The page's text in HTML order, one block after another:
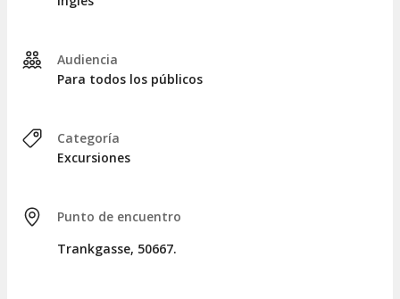
Audiencia
Para todos los públicos
Categoría
Excursiones
Punto de encuentro
Trankgasse, 50667.